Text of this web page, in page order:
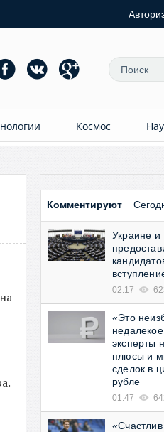
Космос
Комментируют
Украине
02:17
«Это
эксперты
плюсы и
сделок в
рубле
01:47
«Счастлив